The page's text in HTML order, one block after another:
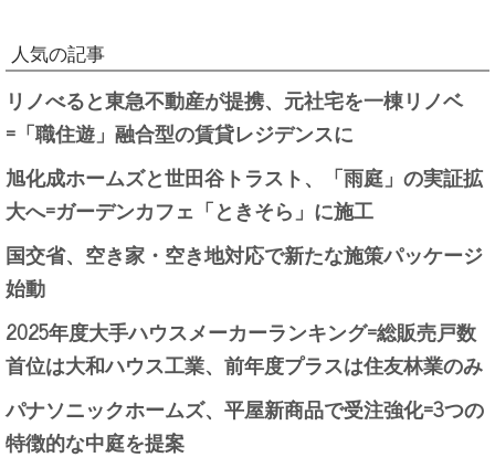
人気の記事
リノべると東急不動産が提携、元社宅を一棟リノベ
=「職住遊」融合型の賃貸レジデンスに
旭化成ホームズと世田谷トラスト、「雨庭」の実証拡
大へ=ガーデンカフェ「ときそら」に施工
国交省、空き家・空き地対応で新たな施策パッケージ
始動
2025年度大手ハウスメーカーランキング=総販売戸数
首位は大和ハウス工業、前年度プラスは住友林業のみ
パナソニックホームズ、平屋新商品で受注強化=3つの
特徴的な中庭を提案